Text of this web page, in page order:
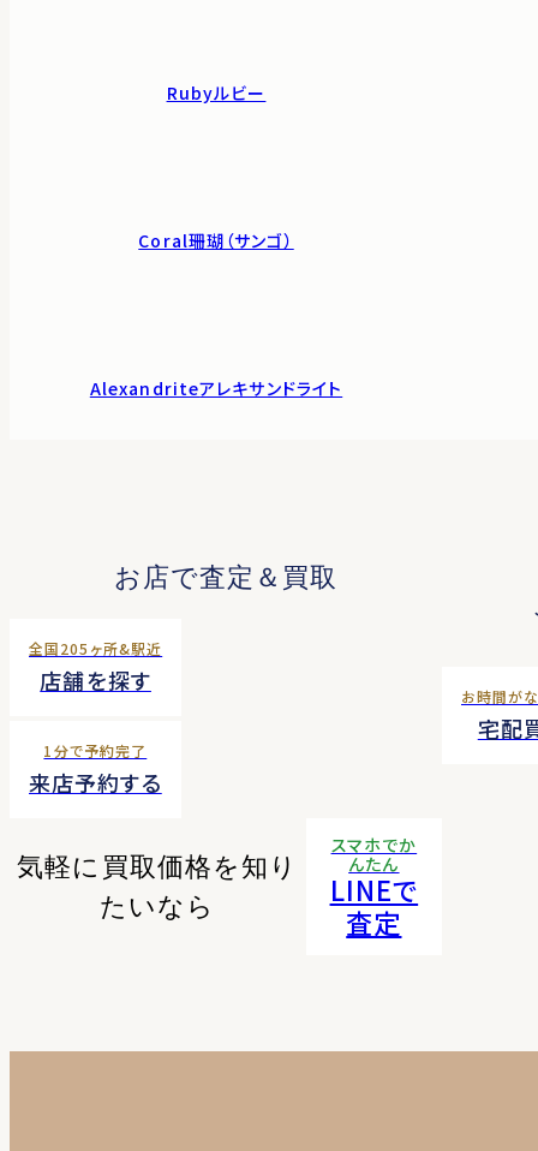
Rubyルビー
Coral珊瑚（サンゴ）
Alexandriteアレキサンドライト
お店で査定＆買取
全国205ヶ所&駅近
店舗を探す
1分で予約完了
来店予約する
お時間が
宅配
気軽に買取価格を知り
たいなら
スマホでか
んたん
LINEで
査定